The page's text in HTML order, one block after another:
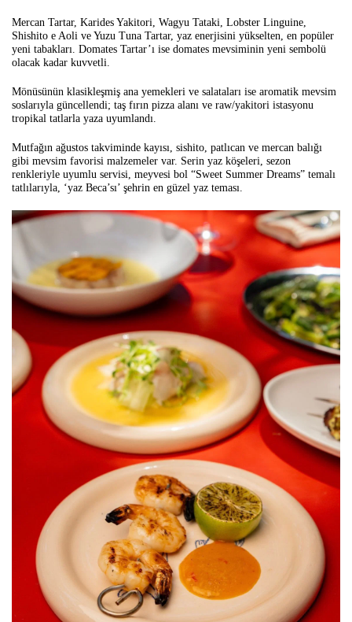
Mercan Tartar, Karides Yakitori, Wagyu Tataki, Lobster Linguine,
Shishito e Aoli ve Yuzu Tuna Tartar, yaz enerjisini yükselten, en popüler
yeni tabakları. Domates Tartar’ı ise domates mevsiminin yeni sembolü
olacak kadar kuvvetli.
Mönüsünün klasikleşmiş ana yemekleri ve salataları ise aromatik mevsim
soslarıyla güncellendi; taş fırın pizza alanı ve raw/yakitori istasyonu
tropikal tatlarla yaza uyumlandı.
Mutfağın ağustos takviminde kayısı, sishito, patlıcan ve mercan balığı
gibi mevsim favorisi malzemeler var. Serin yaz köşeleri, sezon
renkleriyle uyumlu servisi, meyvesi bol “Sweet Summer Dreams” temalı
tatlılarıyla, ‘yaz Beca’sı’ şehrin en güzel yaz teması.